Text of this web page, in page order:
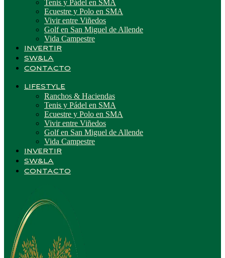
Tenis y Pádel en SMA
Ecuestre y Polo en SMA
Vivir entre Viñedos
Golf en San Miguel de Allende
Vida Campestre
INVERTIR
SW&LA
CONTACTO
LIFESTYLE
Ranchos & Haciendas
Tenis y Pádel en SMA
Ecuestre y Polo en SMA
Vivir entre Viñedos
Golf en San Miguel de Allende
Vida Campestre
INVERTIR
SW&LA
CONTACTO